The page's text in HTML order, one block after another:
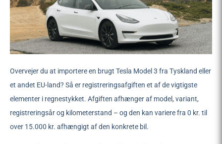
Overvejer du at importere en brugt Tesla Model 3 fra Tyskland eller
et andet EU-land? Så er registreringsafgiften et af de vigtigste
elementer i regnestykket. Afgiften afhænger af model, variant,
registreringsår og kilometerstand – og den kan variere fra 0 kr. til
over 15.000 kr. afhængigt af den konkrete bil.